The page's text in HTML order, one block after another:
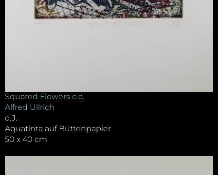
Squared Flowers e.a.
Alfred Ullrich
o.J.
Aquatinta auf Büttenpapier
50 x 40 cm